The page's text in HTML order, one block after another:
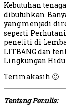
Kebutuhan
dibutuhkan.
yang menjadi
seperti
peneliti di
LITBANG dan
Lingkungan
Terimakasih 🙂
Tentang Penulis: